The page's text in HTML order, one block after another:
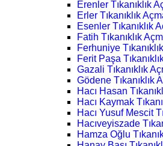
Erenler Tıkanıklık
Erler Tıkanıklık
Esenler Tıkanıklık
Fatih Tıkanıklık
Ferhuniye
Ferit Paşa
Gazali Tıkanıklık
Gödene Tıkanıklık
Hacı Hasan
Hacı Kaymak
Hacı Yusuf Mescit
Hacıveyiszade
Hamza Oğlu